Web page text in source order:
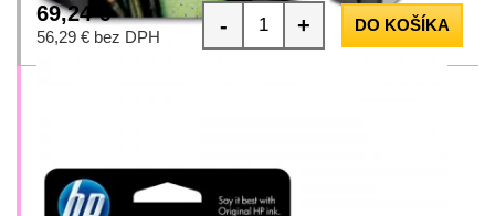
69,24 €
56,29 € bez DPH - + DO KOŠÍKA